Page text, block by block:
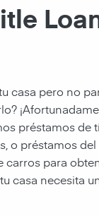
casa pero no
préstamos de
o préstamos
para
casa necesita